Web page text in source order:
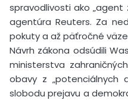
spravodlivosti ako „agent
agentúra Reuters. Za
pokuty a až päťročné
Návrh zákona odsúdili
ministerstva
obavy z „potenciálnych
slobodu prejavu a